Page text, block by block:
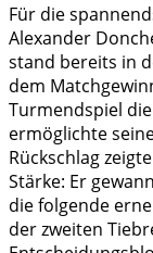
Für die
Alexander
stand bereits in
dem
Turmendspiel
ermöglichte
Rückschlag
Stärke: Er
die folgende
der zweiten